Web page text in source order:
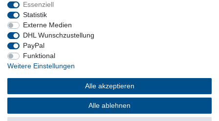
Barrierefreiheitserklärung
Vertrag widerrufen ImpressumDatenschutzerklärungAGB
Versand und Kosten
Essenziell
Statistik
Externe Medien
DHL Wunschzustellung
PayPal
Funktional
Weitere Einstellungen
Alle akzeptieren
Alle ablehnen